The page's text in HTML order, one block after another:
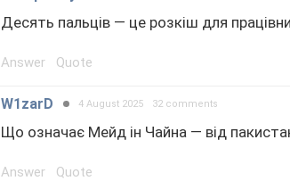
Десять пальців — це розкіш для
Answer Quote
W1zarD 4 August 2025 32 comments
Що означає Мейд ін Чайна — від
Answer Quote